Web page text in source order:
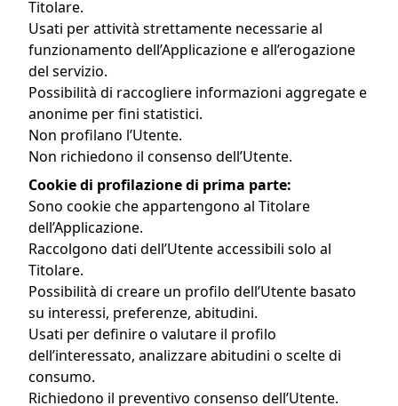
Titolare.
Usati per attività strettamente necessarie al
funzionamento dell’Applicazione e all’erogazione
del servizio.
Possibilità di raccogliere informazioni aggregate e
anonime per fini statistici.
Non profilano l’Utente.
Non richiedono il consenso dell’Utente.
Cookie di profilazione di prima parte:
Sono cookie che appartengono al Titolare
dell’Applicazione.
Raccolgono dati dell’Utente accessibili solo al
Titolare.
Possibilità di creare un profilo dell’Utente basato
su interessi, preferenze, abitudini.
Usati per definire o valutare il profilo
dell’interessato, analizzare abitudini o scelte di
consumo.
Richiedono il preventivo consenso dell’Utente.